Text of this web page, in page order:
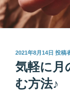
投
稿
日:
2021年8月14日 投稿
気軽に月
む方法♪